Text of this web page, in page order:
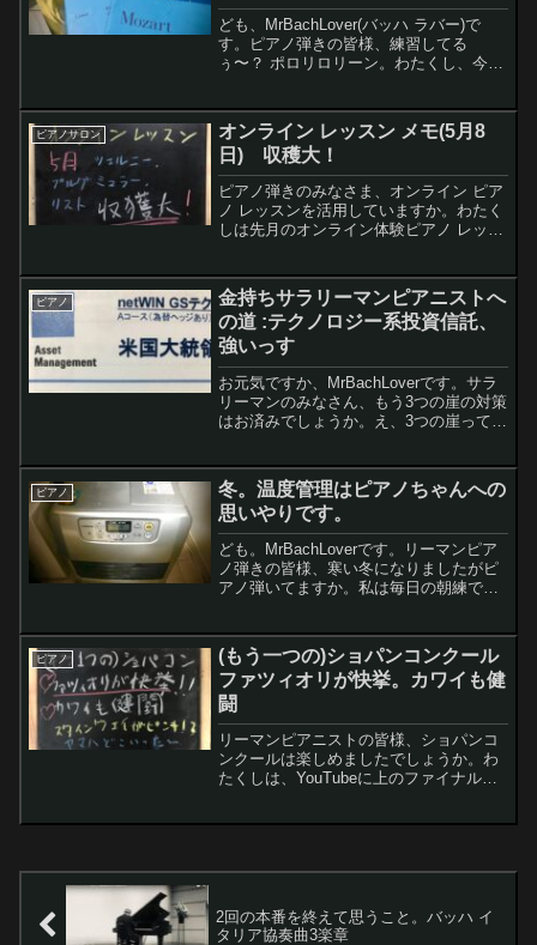
た！
ども、MrBachLover(バッハ ラバー)で
す。ピアノ弾きの皆様、練習してる
ぅ〜？ ポロリロリーン。わたくし、今年
くて、今一生懸命練習中です。レモンち
ゃ...
ピアノサロン
オンライン レッスン メモ(5月8
日) 収穫大！
ピアノ弾きのみなさま、オンライン ピア
ノ レッスンを活用していますか。わたく
しは先月のオンライン体験ピアノ レッス
日は5月分のオンライン・レッスン2枠を
まとめて受講しましたのでレッスンのメ
モを記します。今回の記事はzoomのオー
ディオ関連の設定についても解説してい
ますのでよろしければご覧ください。
ピアノ
金持ちサラリーマンピアニストへ
の道 :テクノロジー系投資信託、
強いっす
お元気ですか、MrBachLoverです。サラ
リーマンのみなさん、もう3つの崖の対策
はお済みでしょうか。え、3つの崖ってな
ですわたくしの場合、2つ目と3つ...
ピアノ
冬。温度管理はピアノちゃんへの
思いやりです。
ども。MrBachLoverです。リーマンピア
ノ弾きの皆様、寒い冬になりましたがピ
アノ弾いてますか。私は毎日の朝練で電
なピアノちゃんへの思いやりということ
で、冬の私...
ピアノ
(もう一つの)ショパンコンクール
ファツィオリが快挙。カワイも健
闘
リーマンピアニストの皆様、ショパンコ
ンクールは楽しめましたでしょうか。わ
たくしは、YouTubeに上のファイナルの
て優勝しました。という訳で、ファイナ
ことをちょっと記してみようと思いま
す。
2回の本番を終えて思うこと。バッハ イ
タリア協奏曲3楽章